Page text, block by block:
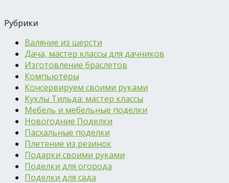
Рубрики
Валяние из шерсти
Дача, мастер классы для дачников
Изготовление браслетов
Компьютеры
Консервируем своими руками
Куклы Тильда: мастер классы
Мебель и мебельные поделки
Новогодние Поделки
Пасхальные поделки
Плетение из резинок
Подарки своими руками
Поделки для огорода
Поделки для сада